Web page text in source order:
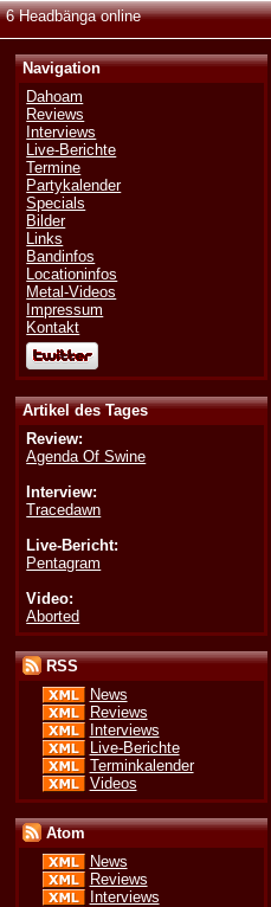
6 Headbänga online
Navigation
Dahoam
Reviews
Interviews
Live-Berichte
Termine
Partykalender
Specials
Bilder
Links
Bandinfos
Locationinfos
Metal-Videos
Impressum
Kontakt
Artikel des Tages
Review:
Agenda Of Swine
Interview:
Tracedawn
Live-Bericht:
Pentagram
Video:
Aborted
RSS
News
Reviews
Interviews
Live-Berichte
Terminkalender
Videos
Atom
News
Reviews
Interviews